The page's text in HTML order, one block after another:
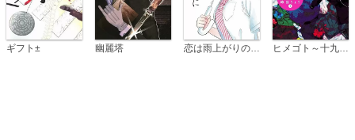
ギフト± 幽麗塔